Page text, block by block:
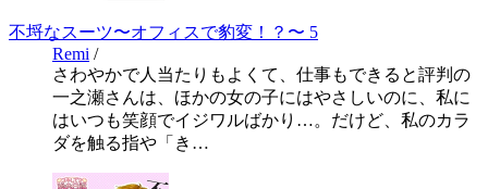
不埒なスーツ〜オフィスで豹変！？〜 5
Remi /
さわやかで人当たりもよくて、仕事もできると評判の
一之瀬さんは、ほかの女の子にはやさしいのに、私に
はいつも笑顔でイジワルばかり…。だけど、私のカラ
ダを触る指や「き…